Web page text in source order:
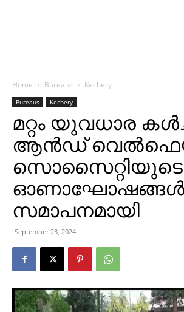
Home Bureaus Kechery
Bureaus Kechery
മറ്റം യുവധാര
ആന്‍ഡ്
സൊസൈറ്റിയുടെ
സമാപനമായി
September 23, 2024